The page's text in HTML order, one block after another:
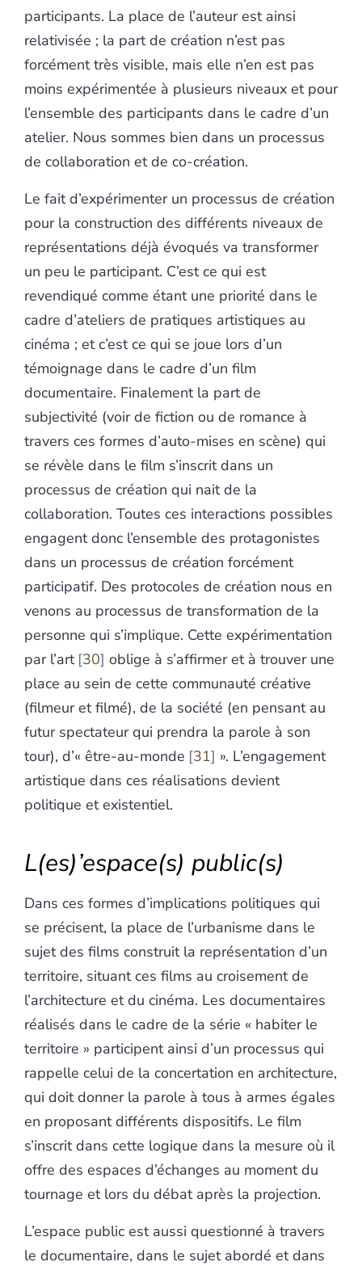
participants. La place de l’auteur est ainsi
relativisée ; la part de création n’est pas
forcément très visible, mais elle n’en est pas
moins expérimentée à plusieurs niveaux et pour
l’ensemble des participants dans le cadre d’un
atelier. Nous sommes bien dans un processus
de collaboration et de co-création.
Le fait d’expérimenter un processus de création
pour la construction des différents niveaux de
représentations déjà évoqués va transformer
un peu le participant. C’est ce qui est
revendiqué comme étant une priorité dans le
cadre d’ateliers de pratiques artistiques au
cinéma ; et c’est ce qui se joue lors d’un
témoignage dans le cadre d’un film
documentaire. Finalement la part de
subjectivité (voir de fiction ou de romance à
travers ces formes d’auto-mises en scène) qui
se révèle dans le film s’inscrit dans un
processus de création qui nait de la
collaboration. Toutes ces interactions possibles
engagent donc l’ensemble des protagonistes
dans un processus de création forcément
participatif. Des protocoles de création nous en
venons au processus de transformation de la
personne qui s’implique. Cette expérimentation
par l’art 30 oblige à s’affirmer et à trouver une
place au sein de cette communauté créative
(filmeur et filmé), de la société (en pensant au
futur spectateur qui prendra la parole à son
tour), d’« être-au-monde 31 ». L’engagement
artistique dans ces réalisations devient
politique et existentiel.
L(es)’espace(s) public(s)
Dans ces formes d’implications politiques qui
se précisent, la place de l’urbanisme dans le
sujet des films construit la représentation d’un
territoire, situant ces films au croisement de
l’architecture et du cinéma. Les documentaires
réalisés dans le cadre de la série « habiter le
territoire » participent ainsi d’un processus qui
rappelle celui de la concertation en architecture,
qui doit donner la parole à tous à armes égales
en proposant différents dispositifs. Le film
s’inscrit dans cette logique dans la mesure où il
offre des espaces d’échanges au moment du
tournage et lors du débat après la projection.
L’espace public est aussi questionné à travers
le documentaire, dans le sujet abordé et dans